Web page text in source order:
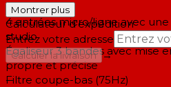
bruit
4 entrées micro/ligne avec
studio
Égaliseur 3 bandes avec mise
propre et précise
Filtre coupe-bas (75Hz)
Montrer plus
Calculateur d'expédition
Entrez votre adresse
Calculer la livraison →
--